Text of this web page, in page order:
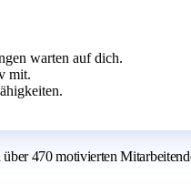
warten auf dich.
mit.
470 motivierten